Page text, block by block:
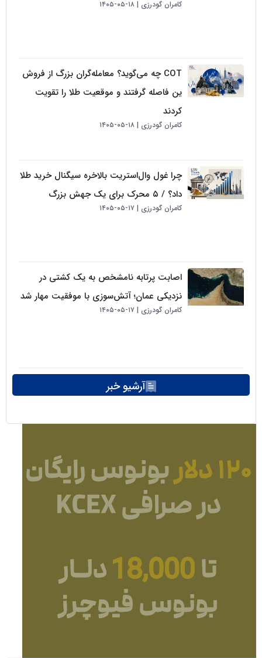
کامران گودرزی ۱۸-۰۵-۱۴۰۵
COT چه می‌گوید؟ معامله‌گران بزرگ از فروش
ین فاصله گرفتند و موقعیت طلا را تقویت
کامران گودرزی ۱۸-۰۵-۱۴۰۵
چرا غول وال‌استریت بالاخره سیگنال خرید طلا
داد؟ / ۵ محرک برای یک جهش بزرگ
کامران گودرزی ۱۷-۰۵-۱۴۰۵
اصابت پرتابه نامشخص به یک کشتی در
نزدیکی عمان؛ آتش‌سوزی با موفقیت مهار شد
کامران گودرزی ۱۷-۰۵-۱۴۰۵
آرشیو خبر